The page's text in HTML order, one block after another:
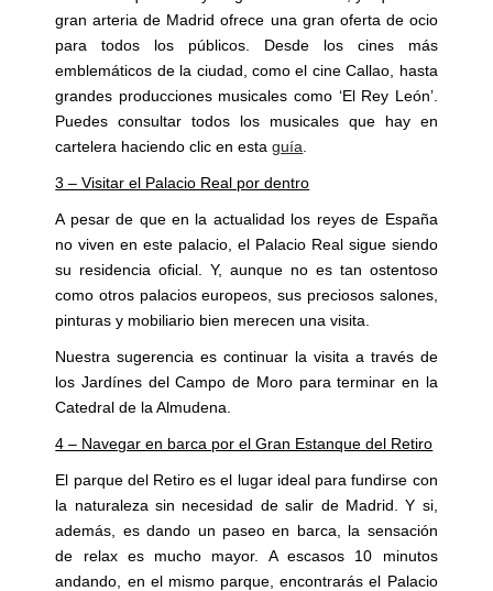
gran arteria de Madrid ofrece una gran oferta de ocio
para todos los públicos. Desde los cines más
emblemáticos de la ciudad, como el cine Callao, hasta
grandes producciones musicales como ‘El Rey León’.
Puedes consultar todos los musicales que hay en
cartelera haciendo clic en estaguía
3 – Visitar el Palacio Real por dentro
A pesar de que en la actualidad los reyes de España
no viven en este palacio, el Palacio Real sigue siendo
su residencia oficial. Y, aunque no es tan ostentoso
como otros palacios europeos, sus preciosos salones,
pinturas y mobiliario bien merecen una visita.
Nuestra sugerencia es continuar la visita a través de
los Jardínes del Campo de Moro para terminar en la
Catedral de la Almudena.
4 – Navegar en barca por el Gran Estanque del Retiro
El parque del Retiro es el lugar ideal para fundirse con
la naturaleza sin necesidad de salir de Madrid. Y si,
además, es dando un paseo en barca, la sensación
de relax es mucho mayor. A escasos 10 minutos
andando, en el mismo parque, encontrarás el Palacio